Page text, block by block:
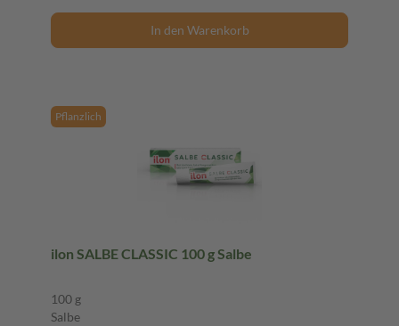
In den Warenkorb
Pflanzlich
ilon SALBE CLASSIC 100 g Salbe
100 g
Salbe